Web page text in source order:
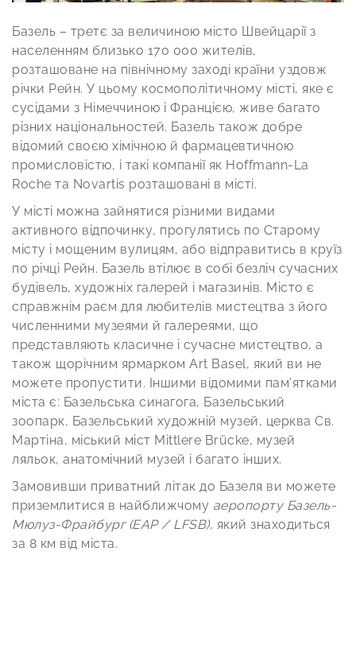
Базель – третє за величиною місто Швейцарії з
населенням близько 170 000 жителів,
розташоване на північному заході країни уздовж
річки Рейн. У цьому космополітичному місті, яке є
сусідами з Німеччиною і Францією, живе багато
різних національностей. Базель також добре
відомий своєю хімічною й фармацевтичною
промисловістю, і такі компанії як Hoffmann-La
Roche та Novartis розташовані в місті.
У місті можна зайнятися різними видами
активного відпочинку, прогулятись по Старому
місту і мощеним вулицям, або відправитись в круїз
по річці Рейн. Базель втілює в собі безліч сучасних
будівель, художніх галерей і магазинів. Місто є
справжнім раєм для любителів мистецтва з його
численними музеями й галереями, що
представляють класичне і сучасне мистецтво, а
також щорічним ярмарком Art Basel, який ви не
можете пропустити. Іншими відомими пам’ятками
міста є: Базельська синагога, Базельський
зоопарк, Базельський художній музей, церква Св.
Мартіна, міський міст Mittlere Brücke, музей
ляльок, анатомічний музей і багато інших.
Замовивши приватний літак до Базеля ви можете
приземлитися в найближчому аеропорту Базель-
Мюлуз-Фрайбург (EAP / LFSB), який знаходиться
за 8 км від міста.